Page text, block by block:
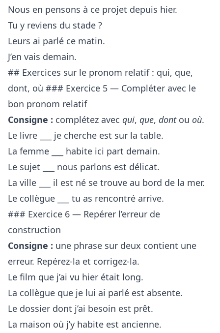
Nous en pensons à ce projet depuis hier.
Tu y reviens du stade ?
Leurs ai parlé ce matin.
J’en vais demain.
## Exercices sur le pronom relatif : qui, que,
dont, où ### Exercice 5 — Compléter avec le
bon pronom relatif
Consigne : complétez avec qui, que, dontou où.
Le livre ___ je cherche est sur la table.
La femme ___ habite ici part demain.
Le sujet ___ nous parlons est délicat.
La ville ___ il est né se trouve au bord de la mer.
Le collègue ___ tu as rencontré arrive.
### Exercice 6 — Repérer l’erreur de
construction
Consigne : une phrase sur deux contient une
erreur. Repérez-la et corrigez-la.
Le film que j’ai vu hier était long.
La collègue que je lui ai parlé est absente.
Le dossier dont j’ai besoin est prêt.
La maison où j’y habite est ancienne.